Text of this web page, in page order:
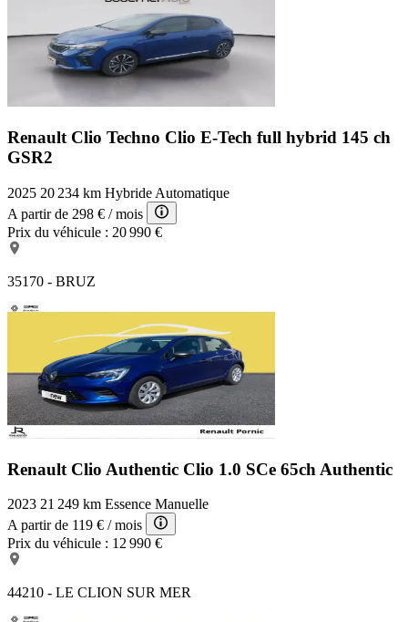
Renault Clio Techno Clio E-Tech full hybrid 145 ch
GSR2
2025 20 234 km Hybride Automatique
A partir de 298 € / mois
Prix du véhicule : 20 990 €
35170 - BRUZ
Renault Clio Authentic Clio 1.0 SCe 65ch Authentic
2023 21 249 km Essence Manuelle
A partir de 119 € / mois
Prix du véhicule : 12 990 €
44210 - LE CLION SUR MER